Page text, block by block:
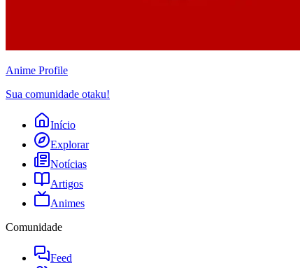
Anime Profile
Sua comunidade otaku!
Início
Explorar
Notícias
Artigos
Animes
Comunidade
Feed